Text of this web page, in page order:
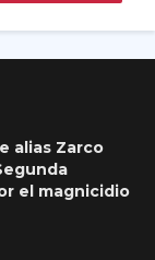
alias Zarco
el magnicidio